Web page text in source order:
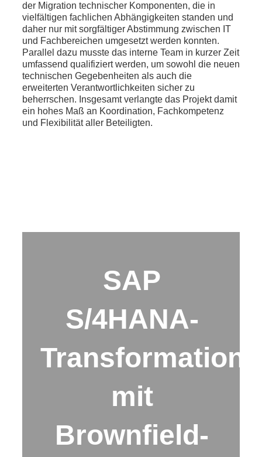
der Migration technischer Komponenten, die in
vielfältigen fachlichen Abhängigkeiten standen und
daher nur mit sorgfältiger Abstimmung zwischen IT
und Fachbereichen umgesetzt werden konnten.
Parallel dazu musste das interne Team in kurzer Zeit
umfassend qualifiziert werden, um sowohl die neuen
technischen Gegebenheiten als auch die
erweiterten Verantwortlichkeiten sicher zu
beherrschen. Insgesamt verlangte das Projekt damit
ein hohes Maß an Koordination, Fachkompetenz
und Flexibilität aller Beteiligten.
SAP
S/4HANA-
Transformation
mit
Brownfield-